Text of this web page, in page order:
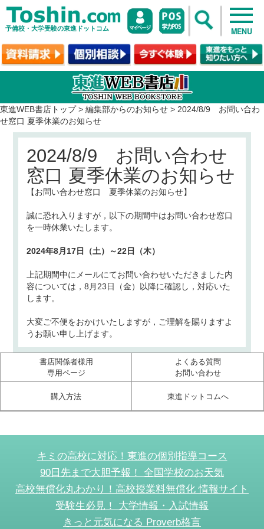
予備校・大学受験の東進ドットコム MENU
東進WEB書店トップ> 編集部からのお知らせ > 2024/8/9 お問い合わ
せ窓口 夏季休業のお知らせ
2024/8/9 お問い合わせ
窓口 夏季休業のお知らせ
【お問い合わせ窓口 夏季休業のお知らせ】
誠に恐れ入りますが，以下の期間中はお問い合わせ窓口
を一時休業いたします。
2024年8月17日（土）～22日（木）
上記期間中にメールにてお問い合わせいただきました内
容については，8月23日（金）以降に確認し，対応いた
します。
大変ご不便をおかけいたしますが，ご理解を賜りますよ
うお願い申し上げます。
書店関係者様用
専用ページ
よくある質問
お問い合わせ
購入方法 東進ドットコムへ
キミの高校に対応！東進の個別指導コース
90日先まで大胆予報！ 全国学校のお天気
高校無償化丸わかり！高校授業料無償化 情報サイト
受験生必見！ 大学情報・入試情報
きっと元気になる Proverb格言